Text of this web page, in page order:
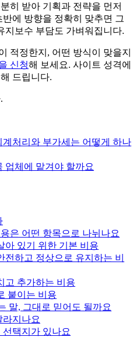
히 받아 기획과 전략을 먼저
에 방향을 정확히 맞추면 그
지보수 부담도 가벼워집니다.
적정한지, 어떤 방식이 맞을지
신청해 보세요. 사이트 성격에
드립니다.
처리와 부가세는 어떻게 하나
업체에 맡겨야 할까요
은 어떤 항목으로 나뉘나요
있기 위한 기본 비용
하고 정상으로 유지하는 비
추가하는 비용
붙이는 비용
말, 그대로 믿어도 될까요
라지나요
택지가 있나요